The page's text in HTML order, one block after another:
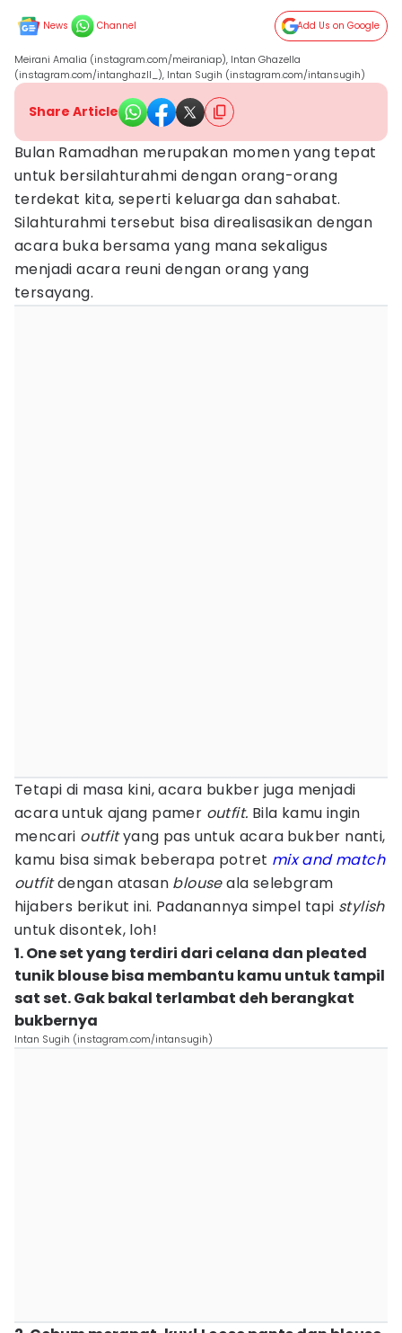
News Channel Add Us on Google
Meirani Amalia (instagram.com/meiraniap), Intan Ghazella
(instagram.com/intanghazll_), Intan Sugih (instagram.com/intansugih)
Share Article
Bulan Ramadhan merupakan momen yang tepat
untuk bersilahturahmi dengan orang-orang
terdekat kita, seperti keluarga dan sahabat.
Silahturahmi tersebut bisa direalisasikan dengan
acara buka bersama yang mana sekaligus
menjadi acara reuni dengan orang yang
tersayang.
Tetapi di masa kini, acara bukber juga menjadi
acara untuk ajang pamer outfit. Bila kamu ingin
mencari outfityang pas untuk acara bukber nanti,
kamu bisa simak beberapa potret mix and match
outfitdengan atasan blouseala selebgram
hijabers berikut ini. Padanannya simpel tapi stylish
untuk disontek, loh!
1. One set yang terdiri dari celana dan pleated
tunik blouse bisa membantu kamu untuk tampil
sat set. Gak bakal terlambat deh berangkat
bukbernya
Intan Sugih (instagram.com/intansugih)